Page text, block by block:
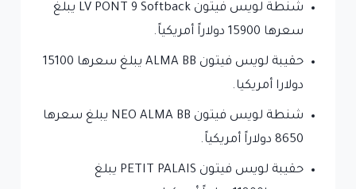
شنطة لويس فيتون LV PONT 9 Softback يبلغ
سعرها 15900 دولاراً أمريكياً.
حقيبة لويس فيتون ALMA BB يبلغ سعرها 15100
دولارا أمريكيا.
شنطة لويس فيتون NEO ALMA BB يبلغ سعرها
8650 دولاراً أمريكياً.
حقيبة لويس فيتون PETIT PALAIS يبلغ